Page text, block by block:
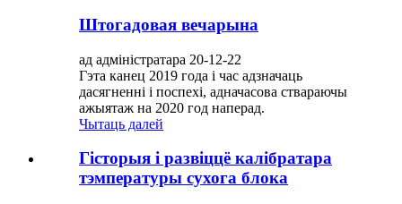
Штогадовая вечарына
ад адміністратара 20-12-22
Гэта канец 2019 года і час адзначаць
дасягненні і поспехі, адначасова ствараючы
ажыятаж на 2020 год наперад.
Чытаць далей
Гісторыя і развіццё калібратара
тэмпературы сухога блока